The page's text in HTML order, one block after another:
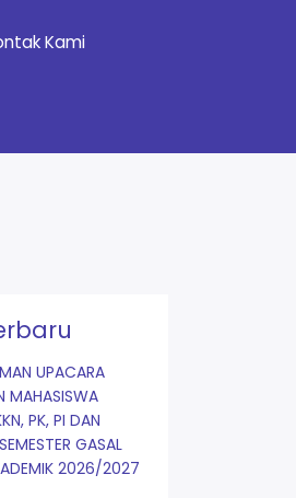
Kami
UPACARA
MAHASISWA
PK, PI DAN
GASAL
2026/2027